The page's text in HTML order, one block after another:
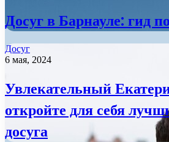
Досуг в Барнауле: гид
Досуг
6 мая, 2024
Увлекательный
откройте для себя
досуга